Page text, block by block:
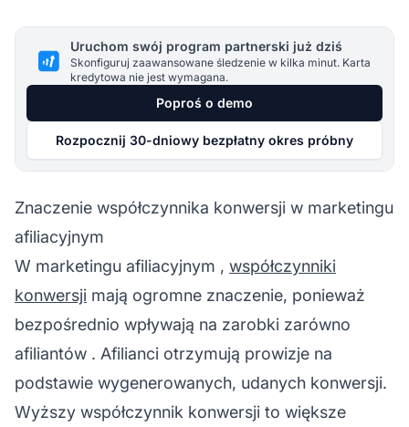
Uruchom swój program partnerski już dziś
Skonfiguruj zaawansowane śledzenie w kilka minut. Karta
kredytowa nie jest wymagana.
Poproś o demo
Rozpocznij 30-dniowy bezpłatny okres próbny
Znaczenie współczynnika konwersji w marketingu
afiliacyjnym
W marketingu afiliacyjnym , współczynniki
konwersji mają ogromne znaczenie, ponieważ
bezpośrednio wpływają na zarobki zarówno
afiliantów . Afilianci otrzymują prowizje na
podstawie wygenerowanych, udanych konwersji.
Wyższy współczynnik konwersji to większe